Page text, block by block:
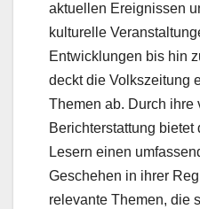
aktuellen Ereignissen
kulturelle
Entwicklungen bis hin
deckt die Volkszeitung
Themen ab. Durch ihre
Berichterstattung
Lesern einen
Geschehen in ihrer
relevante Themen, die